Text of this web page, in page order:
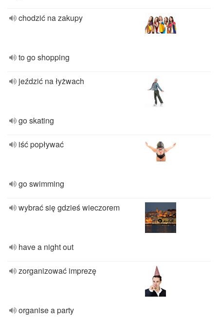
chodzić na zakupy
to go shopping
jeździć na łyżwach
go skating
iść popływać
go swimming
wybrać się gdzieś wieczorem
have a night out
zorganizować imprezę
organise a party